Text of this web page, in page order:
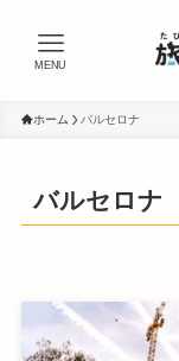
MENU
ホーム バルセロナ
バルセロナ